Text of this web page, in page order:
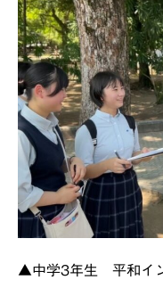
▲中学3年生 平和イ